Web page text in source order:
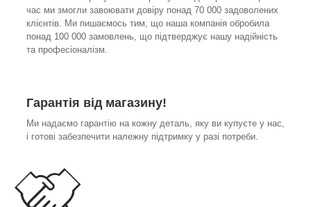
час ми змогли завоювати довіру понад 70 000 задоволених
клієнтів. Ми пишаємось тим, що наша компанія обробила
понад 100 000 замовлень, що підтверджує нашу надійність
та професіоналізм.
Гарантія від магазину!
Ми надаємо гарантію на кожну деталь, яку ви купуєте у нас,
і готові забезпечити належну підтримку у разі потреби.